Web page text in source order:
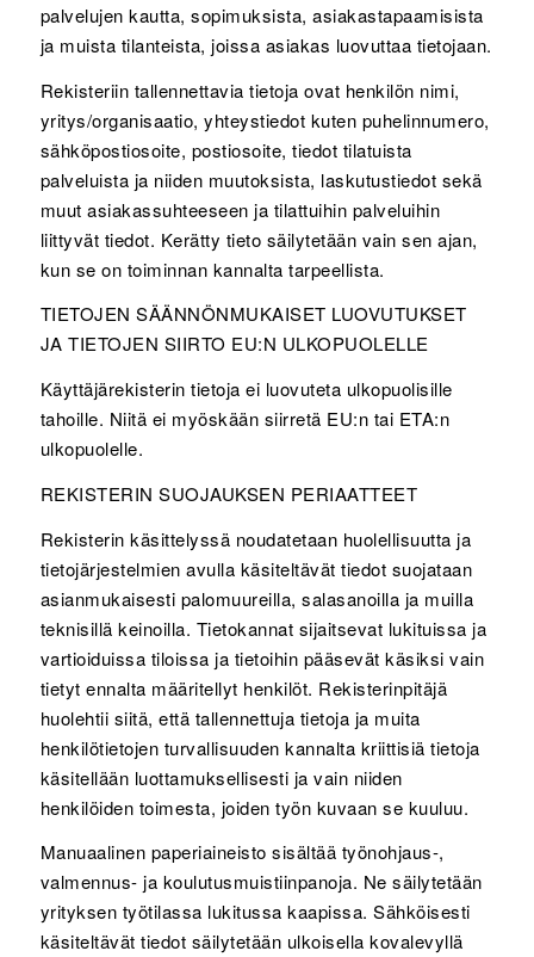
palvelujen kautta, sopimuksista, asiakastapaamisista
ja muista tilanteista, joissa asiakas luovuttaa tietojaan.
Rekisteriin tallennettavia tietoja ovat henkilön nimi,
yritys/organisaatio, yhteystiedot kuten puhelinnumero,
sähköpostiosoite, postiosoite, tiedot tilatuista
palveluista ja niiden muutoksista, laskutustiedot sekä
muut asiakassuhteeseen ja tilattuihin palveluihin
liittyvät tiedot. Kerätty tieto säilytetään vain sen ajan,
kun se on toiminnan kannalta tarpeellista.
TIETOJEN SÄÄNNÖNMUKAISET LUOVUTUKSET
JA TIETOJEN SIIRTO EU:N ULKOPUOLELLE
Käyttäjärekisterin tietoja ei luovuteta ulkopuolisille
tahoille. Niitä ei myöskään siirretä EU:n tai ETA:n
ulkopuolelle.
REKISTERIN SUOJAUKSEN PERIAATTEET
Rekisterin käsittelyssä noudatetaan huolellisuutta ja
tietojärjestelmien avulla käsiteltävät tiedot suojataan
asianmukaisesti palomuureilla, salasanoilla ja muilla
teknisillä keinoilla. Tietokannat sijaitsevat lukituissa ja
vartioiduissa tiloissa ja tietoihin pääsevät käsiksi vain
tietyt ennalta määritellyt henkilöt. Rekisterinpitäjä
huolehtii siitä, että tallennettuja tietoja ja muita
henkilötietojen turvallisuuden kannalta kriittisiä tietoja
käsitellään luottamuksellisesti ja vain niiden
henkilöiden toimesta, joiden työn kuvaan se kuuluu.
Manuaalinen paperiaineisto sisältää työnohjaus-,
valmennus- ja koulutusmuistiinpanoja. Ne säilytetään
yrityksen työtilassa lukitussa kaapissa. Sähköisesti
käsiteltävät tiedot säilytetään ulkoisella kovalevyllä